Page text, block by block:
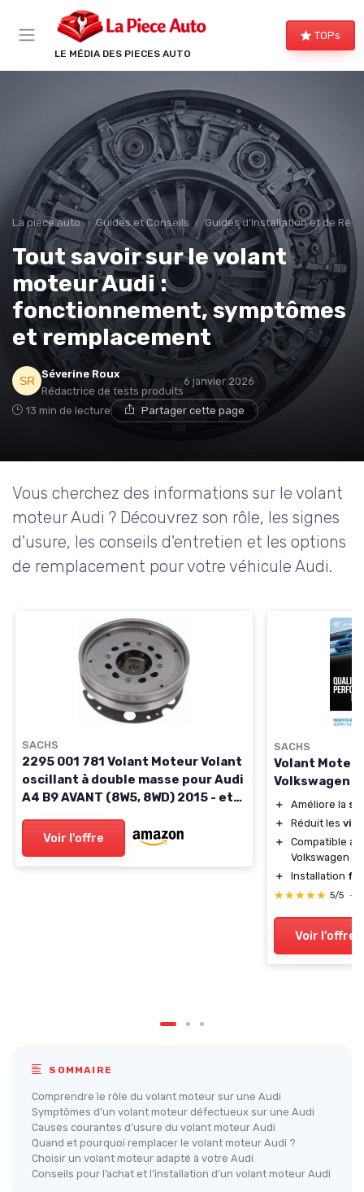
LE MÉDIA DES PIECES AUTO
TOPs
La piece auto Guides et Conseils Guides d'Installation et de
Tout savoir sur le volant
moteur Audi :
fonctionnement, symptômes
et remplacement
Séverine Roux
Rédactrice de tests produits
6 janvier 2026
13 min de lecture Partager cette page
Vous cherchez des informations sur le volant
moteur Audi ? Découvrez son rôle, les signes
d'usure, les conseils d'entretien et les options
de remplacement pour votre véhicule Audi.
SACHS
2295 001 781 Volant Moteur Volant
oscillant à double masse pour Audi
A4 B9 AVANT (8W5, 8WD) 2015 - et
Voir l'offre
SACHS
Volant
Volkswagen
＋ Améliore la
＋
Réduit les
＋
Compatible
Volkswagen
＋
Installation
★★★★★
★★★★★ 5/5 —
Voir l'offre
SOMMAIRE
Comprendre le rôle du volant moteur sur une Audi
Symptômes d’un volant moteur défectueux sur une Audi
Causes courantes d’usure du volant moteur Audi
Quand et pourquoi remplacer le volant moteur Audi ?
Choisir un volant moteur adapté à votre Audi
Conseils pour l’achat et l’installation d’un volant moteur Audi
Panneau de gestion des cookies